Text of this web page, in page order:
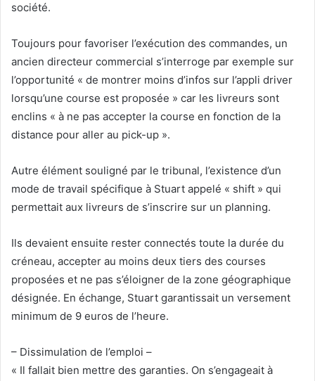
société.
Toujours pour favoriser l’exécution des commandes, un
ancien directeur commercial s’interroge par exemple sur
l’opportunité « de montrer moins d’infos sur l’appli driver
lorsqu’une course est proposée » car les livreurs sont
enclins « à ne pas accepter la course en fonction de la
distance pour aller au pick-up ».
Autre élément souligné par le tribunal, l’existence d’un
mode de travail spécifique à Stuart appelé « shift » qui
permettait aux livreurs de s’inscrire sur un planning.
Ils devaient ensuite rester connectés toute la durée du
créneau, accepter au moins deux tiers des courses
proposées et ne pas s’éloigner de la zone géographique
désignée. En échange, Stuart garantissait un versement
minimum de 9 euros de l’heure.
– Dissimulation de l’emploi –
« Il fallait bien mettre des garanties. On s’engageait à